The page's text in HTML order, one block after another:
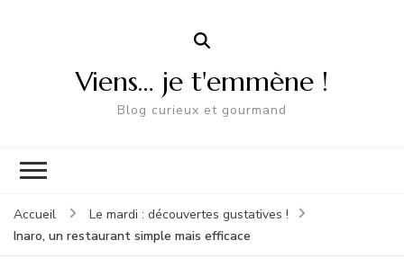
Viens… je t'emmène !
Blog curieux et gourmand
Accueil
Le mardi : découvertes gustatives !
Inaro, un restaurant simple mais efficace